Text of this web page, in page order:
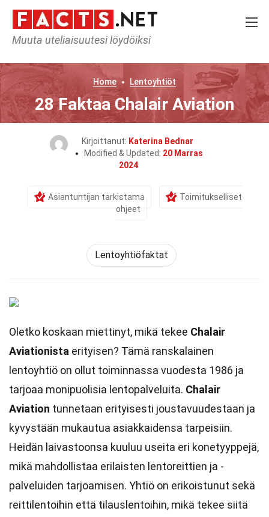
Muuta uteliaisuutesi löydöiksi
Home Lentoyhtiöt
28 Faktaa Chalair Aviation
Kirjoittanut: Katerina Bednar
Modified & Updated: 20 Marras
2024
Asiantuntijan tarkistama
Toimitukselliset
ohjeet
Lentoyhtiöfaktat
Oletko koskaan miettinyt, mikä tekee Chalair
Aviationista erityisen? Tämä ranskalainen
lentoyhtiö on ollut toiminnassa vuodesta 1986 ja
tarjoaa monipuolisia lentopalveluita. Chalair
Aviation tunnetaan erityisesti joustavuudestaan ja
kyvystään mukautua asiakkaidensa tarpeisiin.
Heidän laivastoonsa kuuluu useita eri konetyyppejä,
mikä mahdollistaa erilaisten lentoreittien ja -
palveluiden tarjoamisen. Yhtiö on erikoistunut sekä
reittilentoihin että tilauslentoihin, mikä tekee siitä